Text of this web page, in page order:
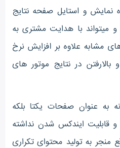
نمایش و استایل صفحه نتایج
میتواند با هدایت مشتری به
مشابه علاوه بر افزایش نرخ
در نتایج موتور های
به عنوان صفحات یکتا بلکه
ایندکس شدن نداشته
منجر به تولید محتوای تکراری